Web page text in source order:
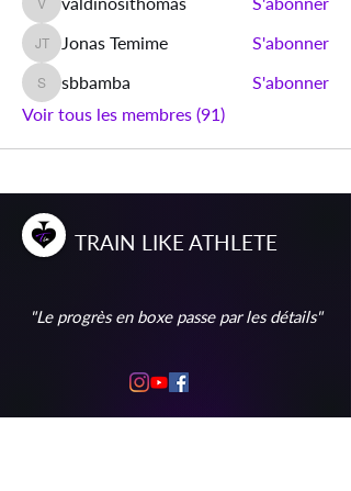
valdinosithomas
Jonas Temime
Jonas Temime S'abonner
sbbamba
sbbamba
S'abonner
Voir tous les membres (91)
TRAIN L IKEATHLETE
"Le progrès en boxe passe par les détails"